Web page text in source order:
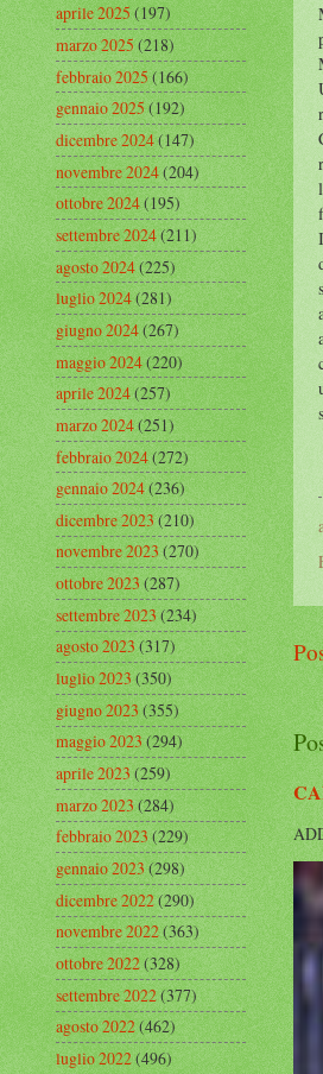
aprile 2025(197)
marzo 2025(218)
febbraio 2025(166)
gennaio 2025(192)
dicembre 2024(147)
novembre 2024(204)
ottobre 2024(195)
settembre 2024(211)
agosto 2024(225)
luglio 2024(281)
giugno 2024(267)
maggio 2024(220)
aprile 2024(257)
marzo 2024(251)
febbraio 2024(272)
gennaio 2024(236)
dicembre 2023(210)
novembre 2023(270)
ottobre 2023(287)
settembre 2023(234)
agosto 2023(317)
luglio 2023(350)
giugno 2023(355)
maggio 2023(294)
aprile 2023(259)
marzo 2023(284)
febbraio 2023(229)
gennaio 2023(298)
dicembre 2022(290)
novembre 2022(363)
ottobre 2022(328)
settembre 2022(377)
agosto 2022(462)
luglio 2022(496)